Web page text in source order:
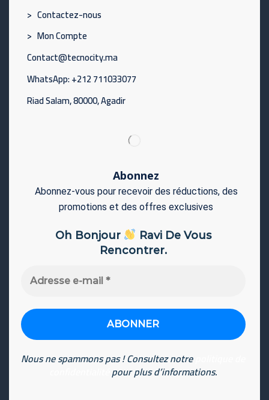
> Contactez-nous
> Mon Compte
Contact@tecnocity.ma
WhatsApp: +212 711033077
Riad Salam, 80000, Agadir
Abonnez
Abonnez-vous pour recevoir des réductions, des
promotions et des offres exclusives
Oh Bonjour
Ravi De Vous
Rencontrer.
Nous ne spammons pas ! Consultez notre
pour plus d’informations.